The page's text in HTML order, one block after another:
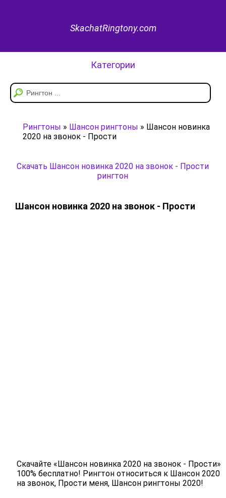
SkachatRingtony.com
Категории
Рингтоны » Шансон рингтоны » Шансон новинка
2020 на звонок - Прости
Скачать Шансон новинка 2020 на звонок - Прости
рингтон
Шансон новинка 2020 на звонок - Прости
Скачайте «Шансон новинка 2020 на звонок - Прости»
100% бесплатно! Рингтон относиться к Шансон 2020
на звонок, Прости меня, Шансон рингтоны 2020!